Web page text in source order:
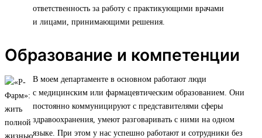
ответственность за работу с практикующими врачами
и лицами, принимающими решения.
Образование и компетенции
В моем департаменте в основном работают люди
с медицинским или фармацевтическим образованием. Они
постоянно коммуницируют с представителями сферы
здравоохранения, умеют разговаривать с ними на одном
языке. При этом у нас успешно работают и сотрудники без